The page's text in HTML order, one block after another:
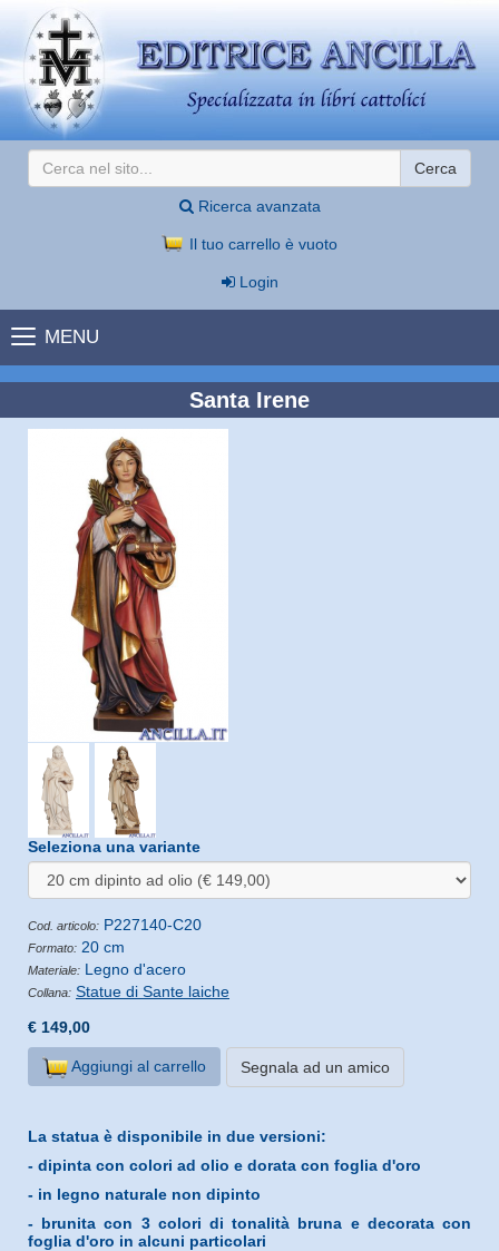
Cerca
Ricerca avanzata
Il tuo carrello è vuoto
Login
MENU
Santa Irene
Seleziona una variante
Cod. articolo: P227140-C20
Formato: 20 cm
Materiale: Legno d'acero
Collana: Statue di Sante laiche
€ 149,00
Aggiungi al carrello Segnala ad un amico
La statua è disponibile in due versioni:
- dipinta con colori ad olio e dorata con foglia d'oro
- in legno naturale non dipinto
- brunita con 3 colori di tonalità bruna e decorata con
foglia d'oro in alcuni particolari